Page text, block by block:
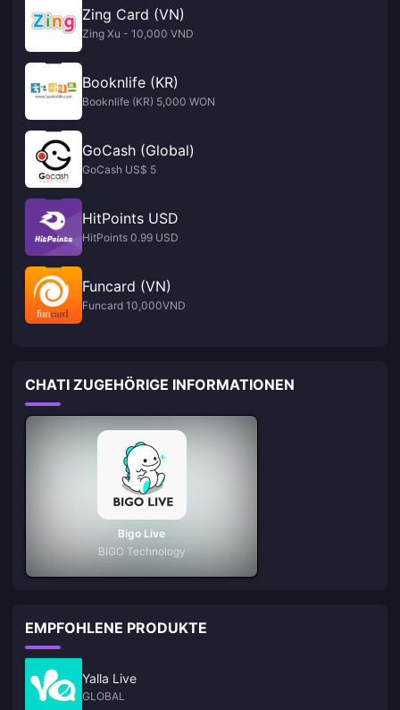
Zing Card (VN)
Zing Xu - 10,000 VND
Booknlife (KR)
Booknlife (KR) 5,000 WON
GoCash (Global)
GoCash US$ 5
HitPoints USD
HitPoints 0.99 USD
Funcard (VN)
Funcard 10,000VND
CHATI ZUGEHÖRIGE INFORMATIONEN
Bigo Live
BIGO Technology
EMPFOHLENE PRODUKTE
Yalla Live
GLOBAL